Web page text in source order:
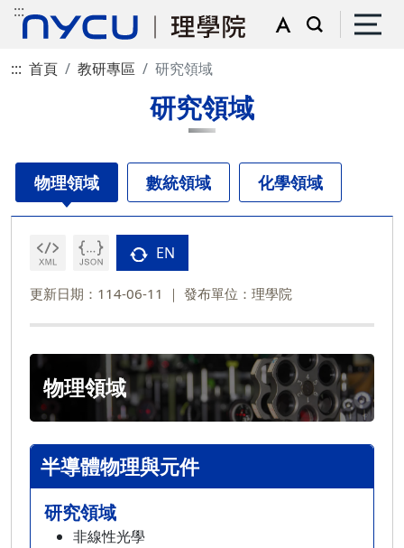
:::
::: 首頁 教研專區 研究領域
研究領域
物理領域 數統領域 化學領域
EN
更新日期：114-06-11 發布單位：理學院
物理領域
半導體物理與元件
研究領域
非線性光學